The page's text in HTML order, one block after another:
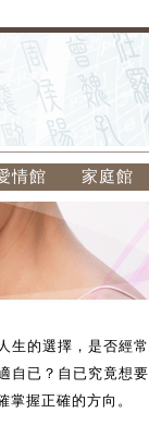
情館 家庭館
生的選擇，是否經
自已？自已究竟想
掌握正確的方向。